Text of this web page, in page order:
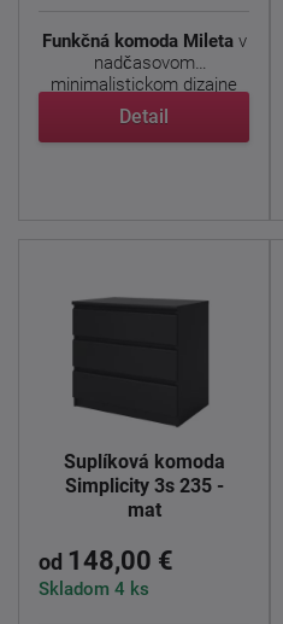
Funkčná komoda Miletav
nadčasovom
minimalistickom dizajne
prináša ...
Detail
Šuplíková komoda
Simplicity 3s 235 -
mat
od 148,00 €
Skladom 4 ks